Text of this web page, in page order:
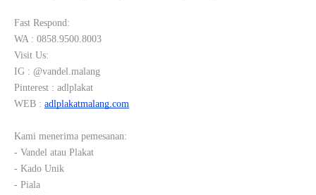
Fast Respond:
WA : 0858.9500.8003
Visit Us:
IG : @vandel.malang
Pinterest : adlplakat
WEB : adlplakatmalang.com
Kami menerima pemesanan:
- Vandel atau Plakat
- Kado Unik
- Piala